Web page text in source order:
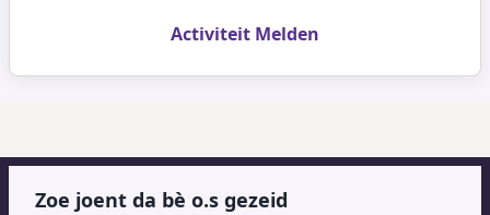
Activiteit Melden
Zoe joent da bè o.s gezeid